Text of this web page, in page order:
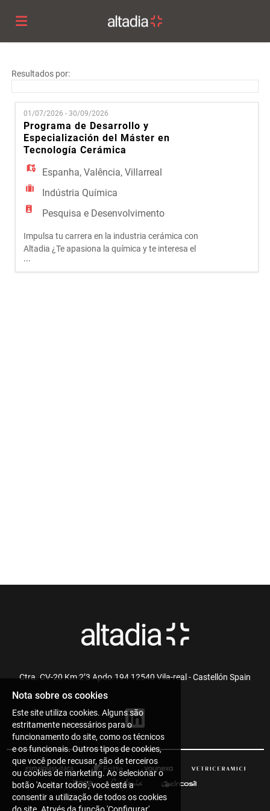
Group
Ofertas
de
emprego
Regista-
te
Iniciar
sessão
Língua
EN
Resultados por:
01/07/2026 - 30/09/2026
Programa de Desarrollo y
Especialización del Máster en
Tecnología Cerámica
Espanha,Valência,Villarreal
Indústria Química
Pesquisa e Desenvolvimento
Impulsa tu carrera en la industria cerámica con
Altadia ¿Te apasiona la química y te interesa el
mundo industrial? ¿Quieres formar parte de
la multinacional líder en fritas, esmaltes, colores y
...
Ctra. CV-20 Km 2’3 Apdo.194 12540 Vila-real - Castellón Spain
Nota sobre os cookies
Este site utiliza cookies. Alguns são
estritamente necessários para o
funcionamento do site, como os técnicos
e os funcionais. Outros tipos de cookies,
que você pode recusar, são de terceiros
ou cookies de marketing. Ao selecionar o
botão 'Aceitar todos', você está a
consentir a utilização de todos os cookies